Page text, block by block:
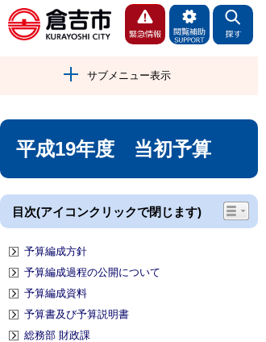
サブメニュー表示
平成19年度 当初予算
目次(アイコンクリックで閉じます)
予算編成方針
予算編成過程の公開について
予算編成資料
予算書及び予算説明書
総務部 財政課